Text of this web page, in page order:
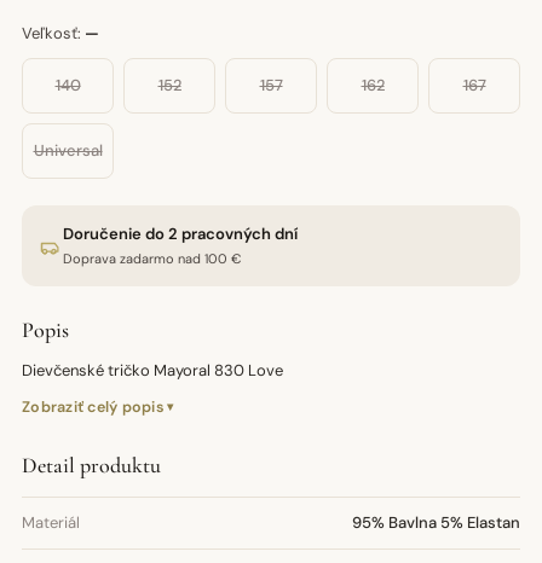
Veľkosť: —
140 152 157 162 167
Universal
Doručenie do 2 pracovných dní
Doprava zadarmo nad 100 €
Popis
Dievčenské tričko Mayoral 830 Love
Zobraziť celý popis
Detail produktu
Materiál 95% Bavlna 5% Elastan